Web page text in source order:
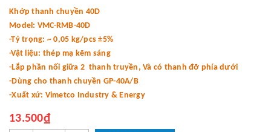
Khớp thanh chuyền 40D
Model: VMC-RMB-40D
-Tỷ trọng: ~ 0,05 kg/pcs ±5%
-Vật liệu: thép mạ kẽm sáng
-Lắp phần nối giữa 2 thanh truyền, Và có thanh đỡ phía dưới
-Dùng cho thanh chuyền GP-40A/B
-Xuất xứ: Vimetco Industry & Energy
13.500₫